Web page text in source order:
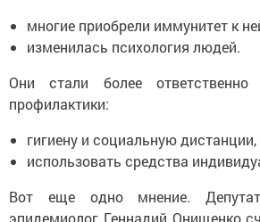
многие приобрели иммунитет к
изменилась психология людей.
Они стали более
профилактики:
гигиену и социальную дистанции,
использовать средства
Вот еще одно мнение.
эпидемиолог Геннадий Онищенко